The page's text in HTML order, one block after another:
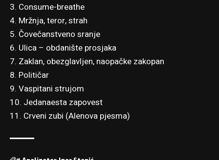
3. Consume-breathe
4. Mržnja, teror, strah
5. Čovečanstveno sranje
6. Ulica – obdanište prosjaka
7. Zaklan, obezglavljen, naopačke zakopan
8. Političar
9. Vaspitani strujom
10. Jedanaesta zapovest
11. Crveni zubi (Alenova pjesma)